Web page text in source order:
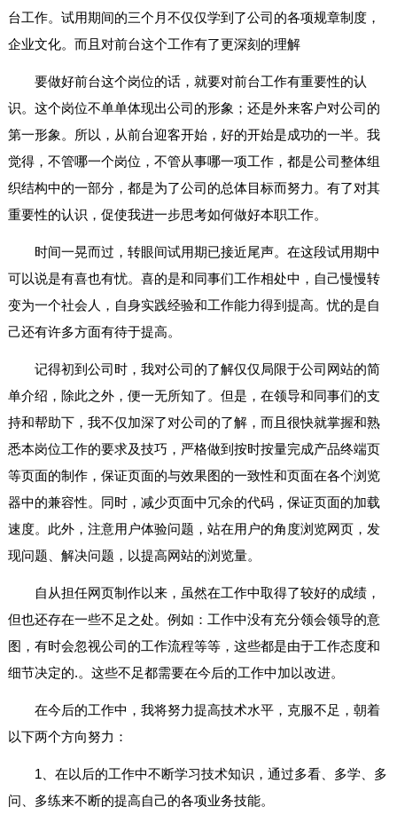
台工作。试用期间的三个月不仅仅学到了公司的各项规章制度，
企业文化。而且对前台这个工作有了更深刻的理解
要做好前台这个岗位的话，就要对前台工作有重要性的认
识。这个岗位不单单体现出公司的形象；还是外来客户对公司的
第一形象。所以，从前台迎客开始，好的开始是成功的一半。我
觉得，不管哪一个岗位，不管从事哪一项工作，都是公司整体组
织结构中的一部分，都是为了公司的总体目标而努力。有了对其
重要性的认识，促使我进一步思考如何做好本职工作。
时间一晃而过，转眼间试用期已接近尾声。在这段试用期中
可以说是有喜也有忧。喜的是和同事们工作相处中，自己慢慢转
变为一个社会人，自身实践经验和工作能力得到提高。忧的是自
己还有许多方面有待于提高。
记得初到公司时，我对公司的了解仅仅局限于公司网站的简
单介绍，除此之外，便一无所知了。但是，在领导和同事们的支
持和帮助下，我不仅加深了对公司的了解，而且很快就掌握和熟
悉本岗位工作的要求及技巧，严格做到按时按量完成产品终端页
等页面的制作，保证页面的与效果图的一致性和页面在各个浏览
器中的兼容性。同时，减少页面中冗余的代码，保证页面的加载
速度。此外，注意用户体验问题，站在用户的角度浏览网页，发
现问题、解决问题，以提高网站的浏览量。
自从担任网页制作以来，虽然在工作中取得了较好的成绩，
但也还存在一些不足之处。例如：工作中没有充分领会领导的意
图，有时会忽视公司的工作流程等等，这些都是由于工作态度和
细节决定的.。这些不足都需要在今后的工作中加以改进。
在今后的工作中，我将努力提高技术水平，克服不足，朝着
以下两个方向努力：
1、在以后的工作中不断学习技术知识，通过多看、多学、多
问、多练来不断的提高自己的各项业务技能。